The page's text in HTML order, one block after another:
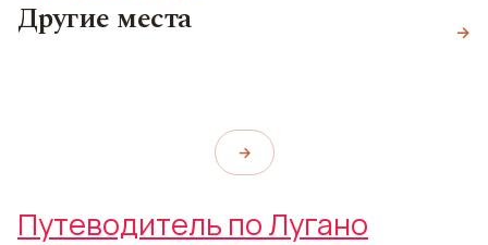
Другие места →
Тассино
Фуникулер Сан-
→
Путеводитель по Лугано